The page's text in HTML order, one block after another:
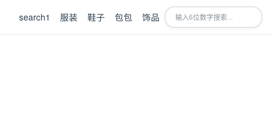
search1 服装 鞋子 包包 饰品